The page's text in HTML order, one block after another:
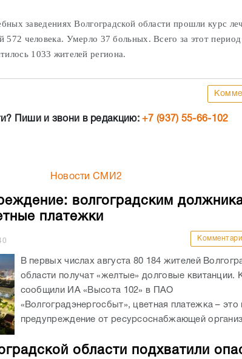
заведениях Волгоградской области прошли курс
572 человека. Умерло 37 больных. Всего за этот период
1033 жителей региона.
Пиши и звони в редакцию:+7 (937) 55-66-102
Новости СМИ2
волгоградским
платежки
В первых числах августа 80 184 жителей
области получат «желтые» долговые квитанции.
сообщили ИА «Высота 102» в ПАО
«Волгоградэнергосбыт», цветная платежка – это
предупреждение от ресурсоснабжающей
области подхватили